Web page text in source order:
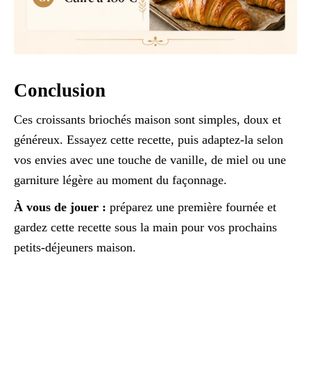
Conclusion
Ces croissants briochés maison sont simples, doux et
généreux. Essayez cette recette, puis adaptez-la selon
vos envies avec une touche de vanille, de miel ou une
garniture légère au moment du façonnage.
À vous de jouer : préparez une première fournée et
gardez cette recette sous la main pour vos prochains
petits-déjeuners maison.